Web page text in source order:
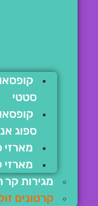
סטטי
ספוג
מארזי
מארזי
מגירות קר
קרטונים